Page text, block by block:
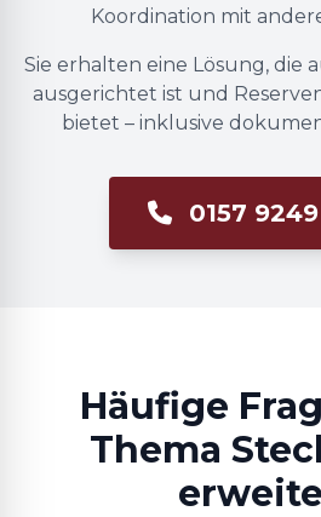
Koordination mit
Sie erhalten eine Lösung, die
ausgerichtet ist und
bietet – inklusive
0157
Häufige
Thema